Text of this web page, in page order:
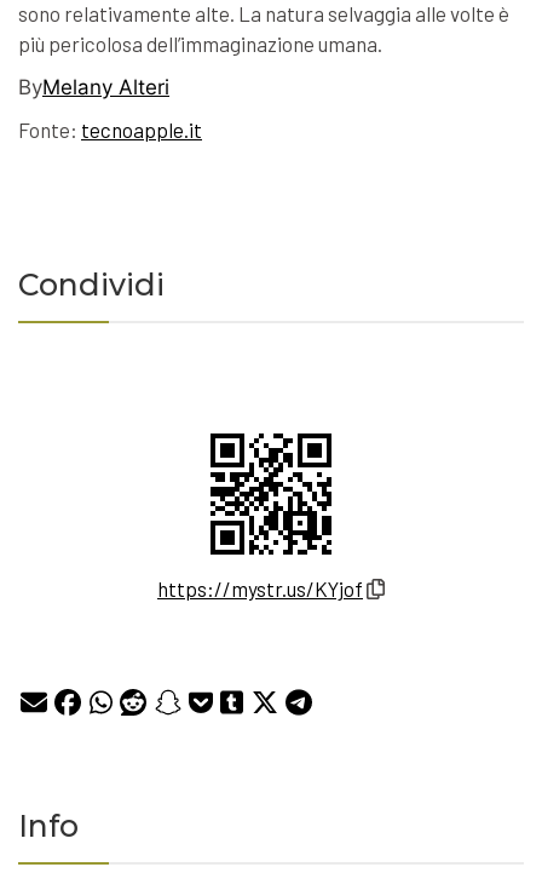
sono relativamente alte. La natura selvaggia alle volte è
più pericolosa dell’immaginazione umana.
ByMelany Alteri
Fonte: tecnoapple.it
Condividi
https://mystr.us/KYjof
Info